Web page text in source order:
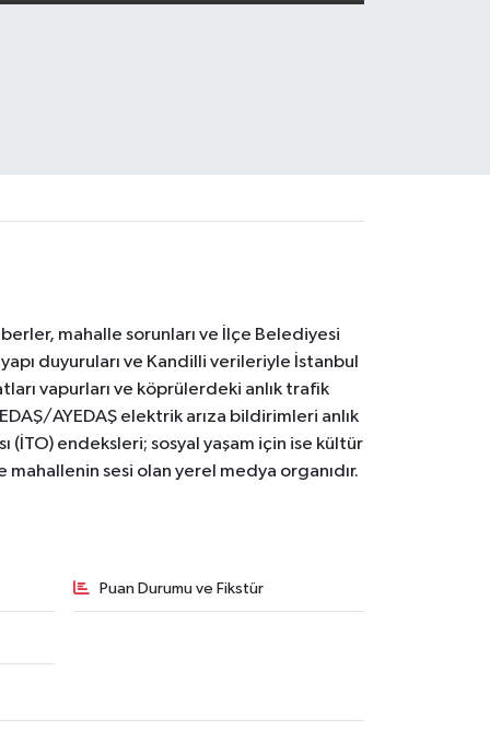
mahalle sorunları ve İlçe Belediyesi
duyuruları ve Kandilli verileriyle İstanbul
vapurları ve köprülerdeki anlık trafik
AYEDAŞ elektrik arıza bildirimleri anlık
(İTO) endeksleri; sosyal yaşam için ise kültür
sesi olan yerel medya organıdır.
Puan Durumu ve Fikstür